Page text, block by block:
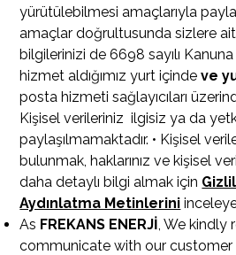
yürütülebilmesi amaçlarıyla
amaçlar doğrultusunda sizlere
bilgilerinizi de 6698 sayılı
hizmet aldığımız yurt içindeve
posta hizmeti sağlayıcıları
Kişisel verileriniz ilgisiz ya da
paylaşılmamaktadır. • Kişisel
bulunmak, haklarınız ve kişisel
daha detaylı bilgi almak için
Aydınlatma Metinlerini
As FREKANS ENERJİ, We kindly
communicate with our customer